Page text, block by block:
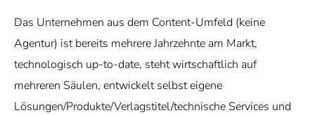
Das Unternehmen aus dem Content-Umfeld (keine
Agentur) ist bereits mehrere Jahrzehnte am Markt,
technologisch up-to-date, steht wirtschaftlich auf
mehreren Säulen, entwickelt selbst eigene
Lösungen/Produkte/Verlagstitel/technische Services und